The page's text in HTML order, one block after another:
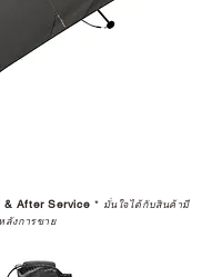
& After Service * มั่นใจได้กับสินค้ามี
ลังการขาย